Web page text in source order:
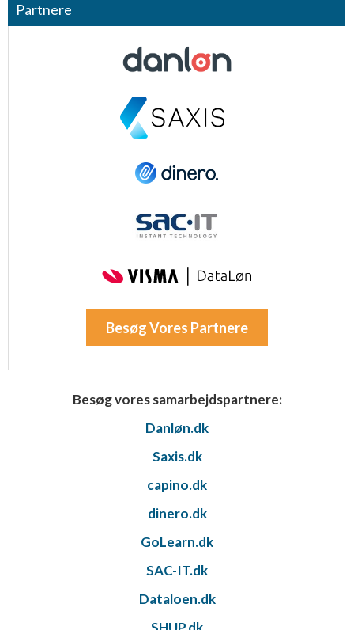
Partnere
Besøg Vores Partnere
Besøg vores samarbejdspartnere:
Danløn.dk
Saxis.dk
capino.dk
dinero.dk
GoLearn.dk
SAC-IT.dk
Dataloen.dk